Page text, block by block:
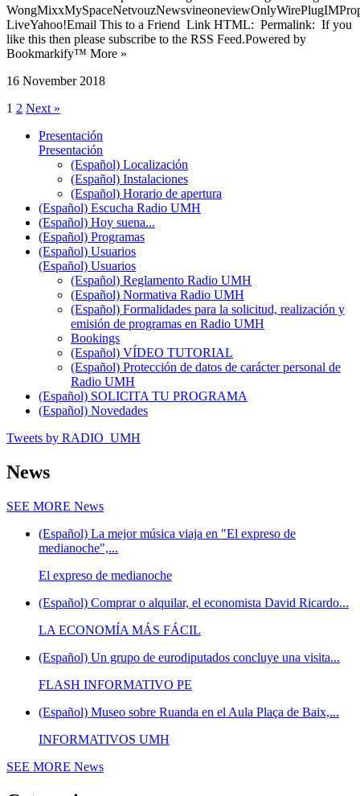
LiveYahoo!Email This to a Friend Link HTML: Permalink: If you
like this then please subscribe to the RSS Feed.Powered by
Bookmarkify™ More »
16 November 2018
1 2 Next »
Presentación
Presentación
(Español) Localización
(Español) Instalaciones
(Español) Horario de apertura
(Español) Escucha Radio UMH
(Español) Hoy suena...
(Español) Programas
(Español) Usuarios
(Español) Usuarios
(Español) Reglamento Radio UMH
(Español) Normativa Radio UMH
(Español) Formalidades para la solicitud, realización y
emisión de programas en Radio UMH
Bookings
(Español) VÍDEO TUTORIAL
(Español) Protección de datos de carácter personal de
Radio UMH
(Español) SOLICITA TU PROGRAMA
(Español) Novedades
Tweets by RADIO_UMH
News
SEE MORE News
(Español) La mejor música viaja en "El expreso de
medianoche",...
El expreso de medianoche
(Español) Comprar o alquilar, el economista David Ricardo...
LA ECONOMÍA MÁS FÁCIL
(Español) Un grupo de eurodiputados concluye una visita...
FLASH INFORMATIVO PE
(Español) Museo sobre Ruanda en el Aula Plaça de Baix,...
INFORMATIVOS UMH
SEE MORE News